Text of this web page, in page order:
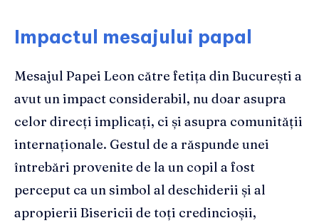
Impactul mesajului papal
Mesajul Papei Leon către fetița din București a
avut un impact considerabil, nu doar asupra
celor direcți implicați, ci și asupra comunității
internaționale. Gestul de a răspunde unei
întrebări provenite de la un copil a fost
perceput ca un simbol al deschiderii și al
apropierii Bisericii de toți credincioșii,